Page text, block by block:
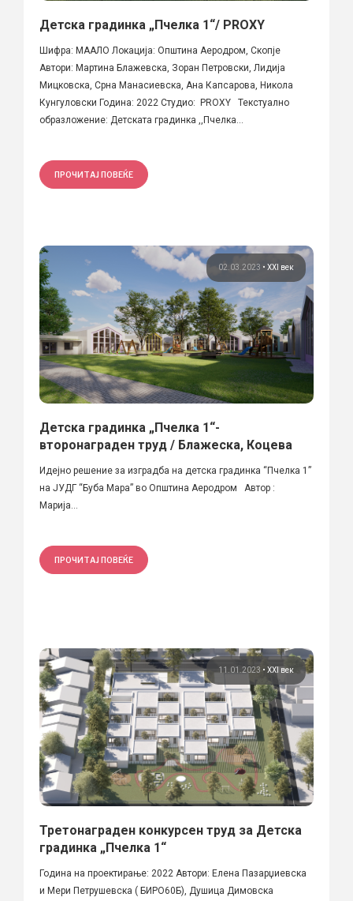
Детска градинка „Пчелка 1“/ PROXY
Шифра: МААЛО Локација: Општина Аеродром, Скопје
Автори: Мартина Блажевска, Зоран Петровски, Лидија
Мицковска, Срна Манасиевска, Ана Капсарова, Никола
Кунгуловски Година: 2022 Студио: PROXY Текстуално
образложение: Детската градинка ,,Пчелка...
ПРОЧИТАЈ ПОВЕЌЕ
02.03.2023 • XXI век
Детска градинка „Пчелка 1“-
второнаграден труд / Блажеска, Коцева
Идејно решение за изградба на детска градинка “Пчелка 1”
на ЈУДГ “Буба Мара” во Општина Аеродром Автор :
Марија...
ПРОЧИТАЈ ПОВЕЌЕ
11.01.2023 • XXI век
Третонаграден конкурсен труд за Детска
градинка „Пчелка 1“
Година на проектирање: 2022 Автори: Елена Пазарџиевска
и Мери Петрушевска ( БИРО60Б), Душица Димовска